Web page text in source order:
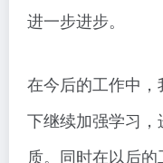
进一步进步。
在今后的工作中
下继续加强学习
质。同时在以后